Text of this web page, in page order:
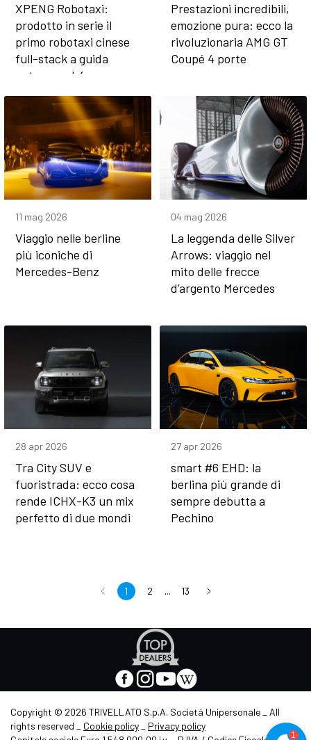
XPENG Robotaxi:
prodotto in serie il
primo robotaxi cinese
full-stack a guida
autonoma L4
Prestazioni incredibili,
emozione pura: ecco la
rivoluzionaria AMG GT
Coupé 4 porte
11 mag 2026
Viaggio nelle berline
più iconiche di
Mercedes-Benz
04 mag 2026
La leggenda delle Silver
Arrows: viaggio nel
mito delle frecce
d’argento Mercedes
28 apr 2026
Tra City SUV e
fuoristrada: ecco cosa
rende ICHX-K3 un mix
perfetto di due mondi
27 apr 2026
smart #6 EHD: la
berlina più grande di
sempre debutta a
Pechino
1 2 ... 13
scheda
facebook
-
in
nuova
instagram
-
in
nuova
youtube
-
in
nuova
wikipedia
-
in
nuova
Copyright © 2026 TRIVELLATO S.p.A. Societá Unipersonale _ All
rights reserved _ Cookie policy
Privacy policy
1